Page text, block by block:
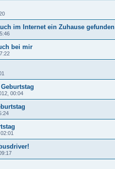
im Internet ein Zuhause gefunden
bei mir
00:04